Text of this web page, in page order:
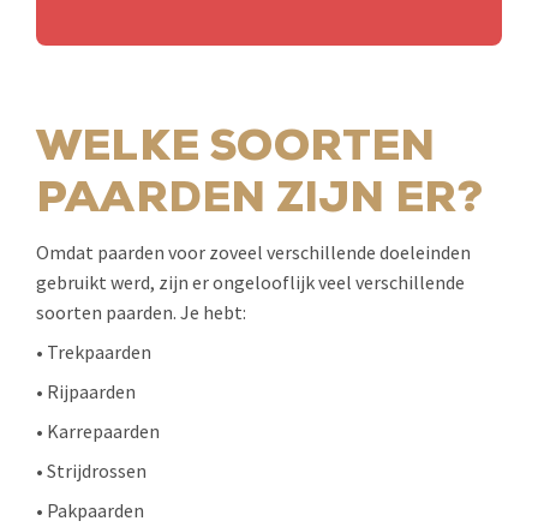
WELKE SOORTEN
PAARDEN ZIJN ER?
Omdat paarden voor zoveel verschillende doeleinden
gebruikt werd, zijn er ongelooflijk veel verschillende
soorten paarden. Je hebt:
• Trekpaarden
• Rijpaarden
• Karrepaarden
• Strijdrossen
• Pakpaarden